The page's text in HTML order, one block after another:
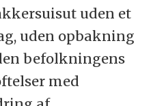
uden et
uden opbakning
befolkningens
med